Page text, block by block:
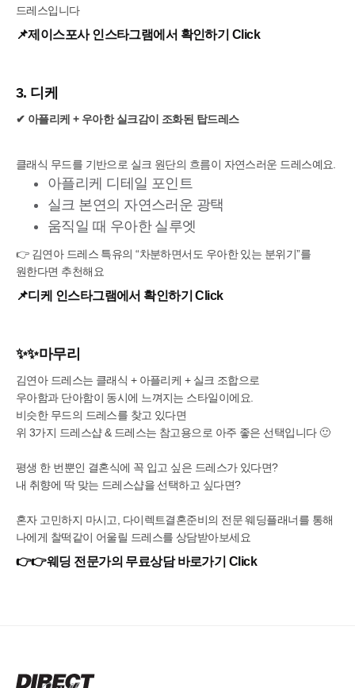
드레스입니다
📌제이스포사 인스타그램에서 확인하기 Click
3. 디케
✔ 아플리케 + 우아한 실크감이 조화된 탑드레스
클래식 무드를 기반으로 실크 원단의 흐름이 자연스러운 드레스예요.
아플리케 디테일 포인트
실크 본연의 자연스러운 광택
움직일 때 우아한 실루엣
👉 김연아 드레스 특유의 “차분하면서도 우아한 있는 분위기”를
원한다면 추천해요
📌‍디케 인스타그램에서 확인하기 Click
✨✨마무리
김연아 드레스는 클래식 + 아플리케 + 실크 조합으로
우아함과 단아함이 동시에 느껴지는 스타일이에요.
비슷한 무드의 드레스를 찾고 있다면
위 3가지 드레스샵 & 드레스는 참고용으로 아주 좋은 선택입니다 🙂
평생 한 번뿐인 결혼식에 꼭 입고 싶은 드레스가 있다면?
내 취향에 딱 맞는 드레스샵을 선택하고 싶다면?
혼자 고민하지 마시고, 다이렉트결혼준비의 전문 웨딩플래너를 통해
나에게 찰떡같이 어울릴 드레스를 상담받아보세요
👉👉웨딩 전문가의 무료상담 바로가기 Click